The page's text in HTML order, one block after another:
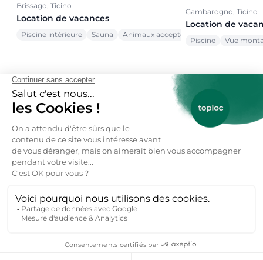
Brissago, Ticino
Location de vacances
Piscine intérieure Sauna Animaux acceptés
Gambarogno, Ticino
Location de
Piscine Vue
Voir toutes nos offres →
toploc
De l'aide pour votre prochain
séjour nature ?